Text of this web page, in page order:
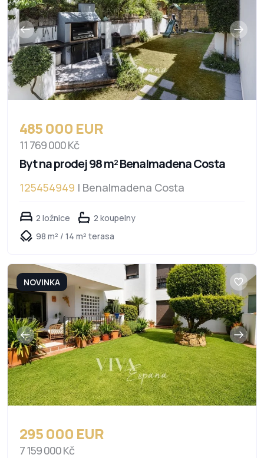
485 000 EUR
11 769 000 Kč
Byt na prodej 98 m² Benalmadena Costa
125454949 | Benalmadena Costa
2 ložnice
2 koupelny
98 m² / 14 m² terasa
NOVINKA
295 000 EUR
7 159 000 Kč